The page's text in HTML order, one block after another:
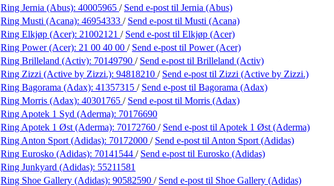
Ring Jernia (Abus): 40005965 / Send e-post til Jernia (Abus)
Ring Musti (Acana): 46954333 / Send e-post til Musti (Acana)
Ring Elkjøp (Acer): 21002121 / Send e-post til Elkjøp (Acer)
Ring Power (Acer): 21 00 40 00 / Send e-post til Power (Acer)
Ring Brilleland (Activ): 70149790 / Send e-post til Brilleland (Activ)
Ring Zizzi (Active by Zizzi.): 94818210 / Send e-post til Zizzi (Active by Zizzi.)
Ring Bagorama (Adax): 41357315 / Send e-post til Bagorama (Adax)
Ring Morris (Adax): 40301765 / Send e-post til Morris (Adax)
Ring Apotek 1 Syd (Aderma): 70176690
Ring Apotek 1 Øst (Aderma): 70172760 / Send e-post til Apotek 1 Øst (Aderma)
Ring Anton Sport (Adidas): 70172000 / Send e-post til Anton Sport (Adidas)
Ring Eurosko (Adidas): 70141544 / Send e-post til Eurosko (Adidas)
Ring Junkyard (Adidas): 55211581
Ring Shoe Gallery (Adidas): 90582590 / Send e-post til Shoe Gallery (Adidas)